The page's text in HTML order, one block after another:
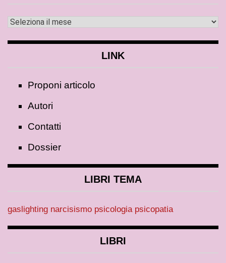
LINK
Proponi articolo
Autori
Contatti
Dossier
LIBRI TEMA
gaslighting narcisismo psicologia psicopatia
LIBRI